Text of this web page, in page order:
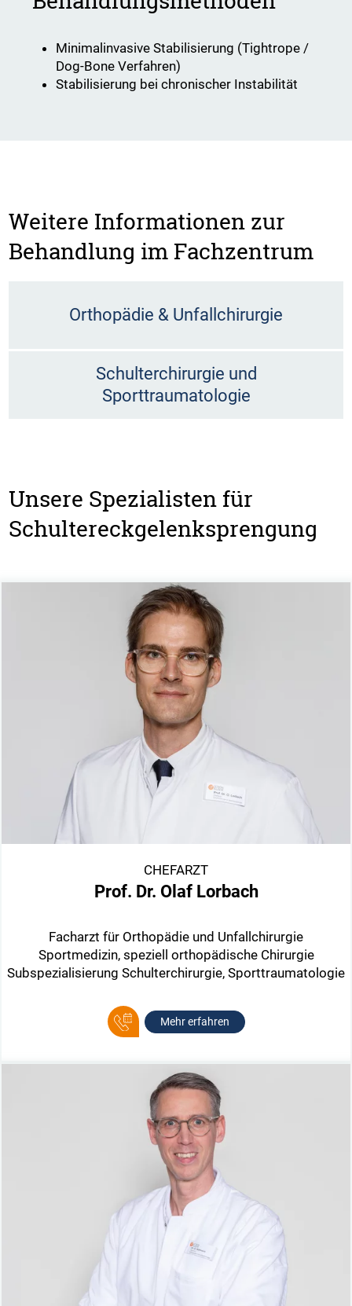
Minimalinvasive Stabilisierung (Tightrope /
Dog-Bone Verfahren)
Stabilisierung bei chronischer Instabilität
Weitere Informationen zur
Behandlung im Fachzentrum
Orthopädie & Unfallchirurgie
Schulterchirurgie und
Sporttraumatologie
Unsere Spezialisten für
Schultereckgelenksprengung
CHEFARZT
Prof. Dr. Olaf Lorbach
Facharzt für Orthopädie und Unfallchirurgie
Sportmedizin, speziell orthopädische Chirurgie
Subspezialisierung Schulterchirurgie, Sporttraumatologie
Mehr erfahren